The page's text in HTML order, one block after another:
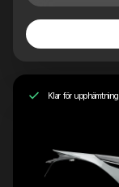
Klar för upphämtning